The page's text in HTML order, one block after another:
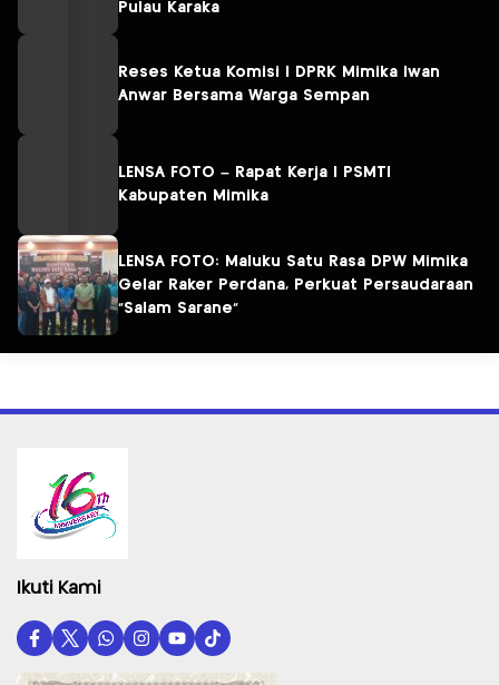
Pulau Karaka
Reses Ketua Komisi I DPRK Mimika Iwan
Anwar Bersama Warga Sempan
LENSA FOTO – Rapat Kerja I PSMTI
Kabupaten Mimika
LENSA FOTO: Maluku Satu Rasa DPW Mimika
Gelar Raker Perdana, Perkuat Persaudaraan
“Salam Sarane”
Ikuti Kami